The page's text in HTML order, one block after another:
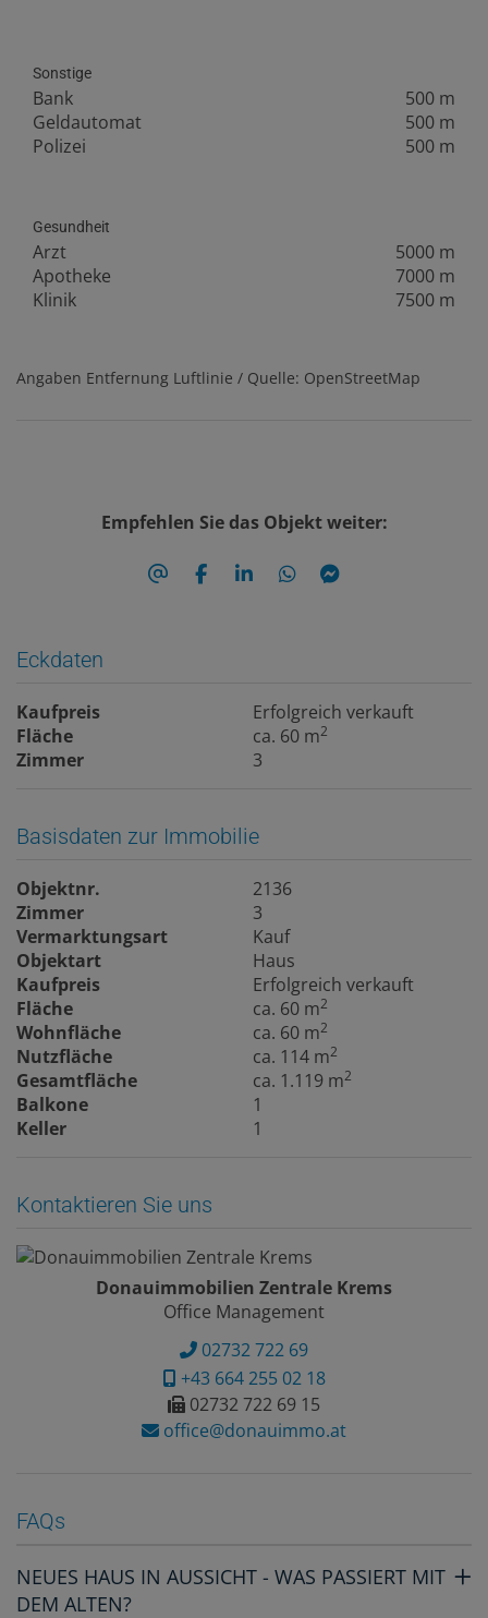
Sonstige
Bank
500 m
Geldautomat
500 m
Polizei
500 m
Gesundheit
Arzt
5000 m
Apotheke
7000 m
Klinik
7500 m
Angaben Entfernung Luftlinie / Quelle: OpenStreetMap
Empfehlen Sie das Objekt weiter:
Eckdaten
Kaufpreis
Erfolgreich verkauft
Fläche
ca. 60 m2
Zimmer 3
Basisdaten zur Immobilie
Objektnr.
2136
Zimmer
3
Vermarktungsart
Kauf
Objektart
Haus
Kaufpreis
Erfolgreich verkauft
Fläche
ca. 60 m2
Wohnfläche ca. 60 m2
Nutzfläche ca. 114 m2
Gesamtfläche ca. 1.119 m2
Balkone
1
Keller
1
Kontaktieren Sie uns
Donauimmobilien Zentrale Krems
Office Management
02732 722 69
+43 664 255 02 18
02732 722 69 15
office@donauimmo.at
FAQs
NEUES HAUS IN AUSSICHT - WAS PASSIERT MIT
DEM ALTEN?